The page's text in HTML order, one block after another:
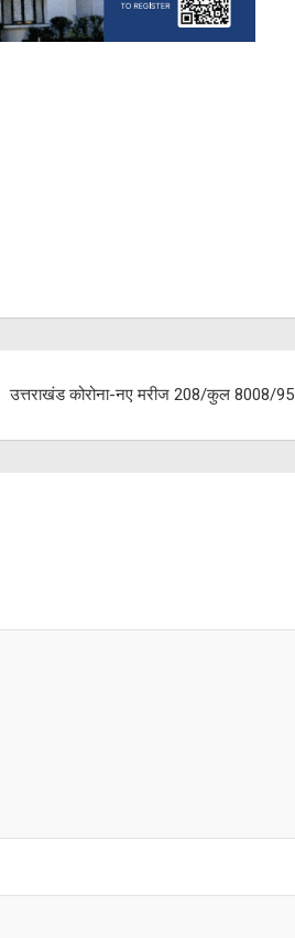
उत्तराखंड कोरोना-नए मरीज 208/कुल 8008/